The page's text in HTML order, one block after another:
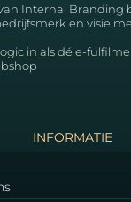
Internal Branding
en visie
in als dé e-
INFORMATIE